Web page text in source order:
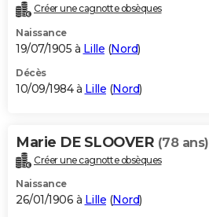
Créer une cagnotte obsèques
Naissance
19/07/1905 à Lille (Nord)
Décès
10/09/1984 à Lille (Nord)
Marie DE SLOOVER (78 ans)
Créer une cagnotte obsèques
Naissance
26/01/1906 à Lille (Nord)